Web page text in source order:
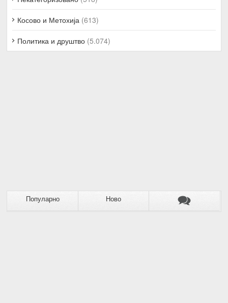
Косово и Метохија (613)
Политика и друштво (5.074)
Популарно Ново